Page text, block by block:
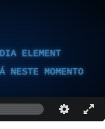
ELEMENT
NESTE MOMENTO